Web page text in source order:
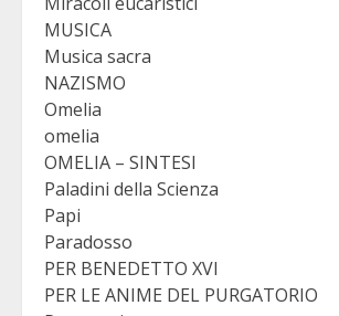
MUSICA
Musica sacra
NAZISMO
Omelia
omelia
OMELIA – SINTESI
Paladini della Scienza
Papi
Paradosso
PER BENEDETTO XVI
PER LE ANIME DEL PURGATORIO